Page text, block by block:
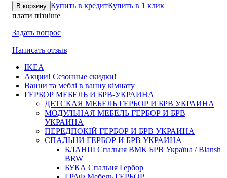
В корзину Купить в кредитКупить в 1 клик
плати пізніше
Задать вопрос
Написать отзыв
IKEA
Акции! Сезонные скидки!
Ванни та меблі в ванну кімнату
ГЕРБОР МЕБЕЛЬ И БРВ-УКРАИНА
ДЕТСКАЯ МЕБЕЛЬ ГЕРБОР И БРВ УКРАИНА
МОДУЛЬНАЯ МЕБЕЛЬ ГЕРБОР И БРВ
УКРАИНА
ПЕРЕДПОКІЙ ГЕРБОР И БРВ УКРАИНА
СПАЛЬНИ ГЕРБОР И БРВ УКРАИНА
БЛАНШ Спальня ВМК БРВ Україна / Blansh
BRW
БУКА Спальня Гербор